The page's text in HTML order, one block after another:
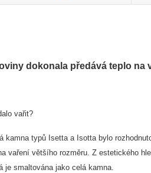
dokonala předává teplo na
vařit?
kamna typů Isetta a Isotta bylo
vaření většího rozměru. Z estetického
je smaltována jako celá kamna.